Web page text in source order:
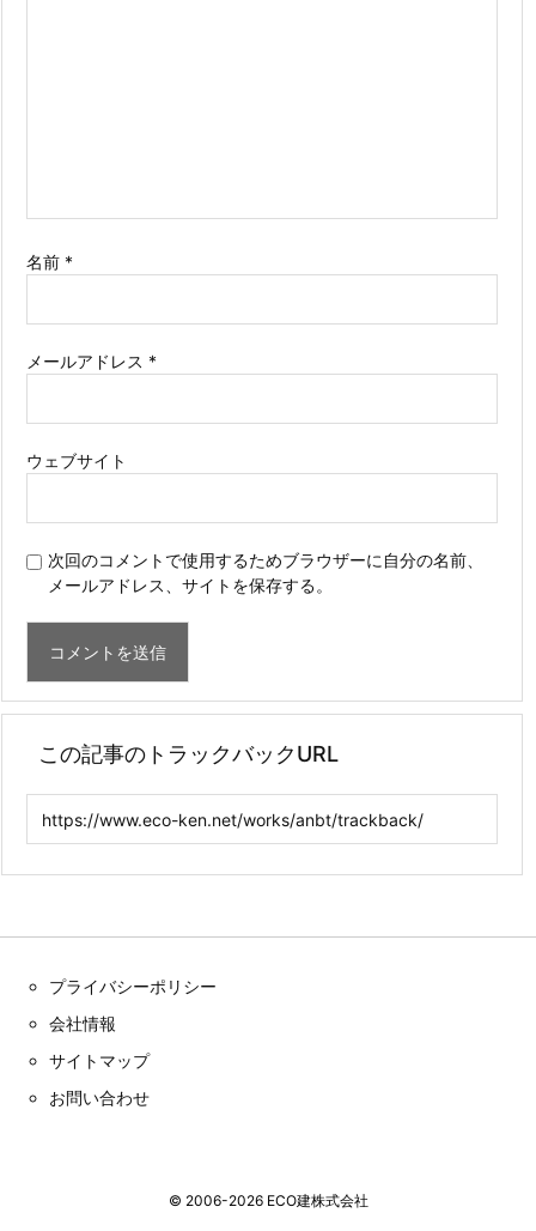
名前 *
メールアドレス *
ウェブサイト
次回のコメントで使用するためブラウザーに自分の名前、
メールアドレス、サイトを保存する。
この記事のトラックバックURL
プライバシーポリシー
会社情報
サイトマップ
お問い合わせ
© 2006-2026 ECO建株式会社